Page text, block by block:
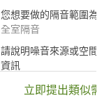
您想要做的隔音範圍為？
全室隔音
請說明噪音來源或空間用
資訊
立即提出類似需